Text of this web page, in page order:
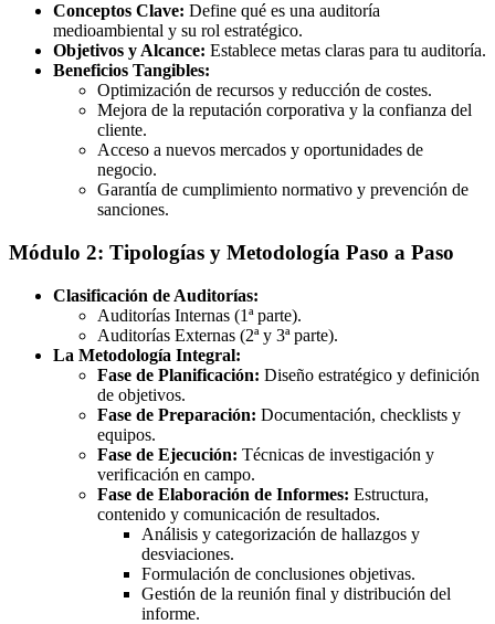
Conceptos Clave: Define qué es una auditoría
medioambiental y su rol estratégico.
Objetivos y Alcance: Establece metas claras para tu auditoría.
Beneficios Tangibles:
Optimización de recursos y reducción de costes.
Mejora de la reputación corporativa y la confianza del
cliente.
Acceso a nuevos mercados y oportunidades de
negocio.
Garantía de cumplimiento normativo y prevención de
sanciones.
Módulo 2: Tipologías y Metodología Paso a Paso
Clasificación de Auditorías:
Auditorías Internas (1ª parte).
Auditorías Externas (2ª y 3ª parte).
La Metodología Integral:
Fase de Planificación: Diseño estratégico y definición
de objetivos.
Fase de Preparación: Documentación, checklists y
equipos.
Fase de Ejecución: Técnicas de investigación y
verificación en campo.
Fase de Elaboración de Informes: Estructura,
contenido y comunicación de resultados.
Análisis y categorización de hallazgos y
desviaciones.
Formulación de conclusiones objetivas.
Gestión de la reunión final y distribución del
informe.